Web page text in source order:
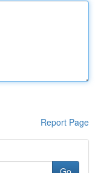
Report Page